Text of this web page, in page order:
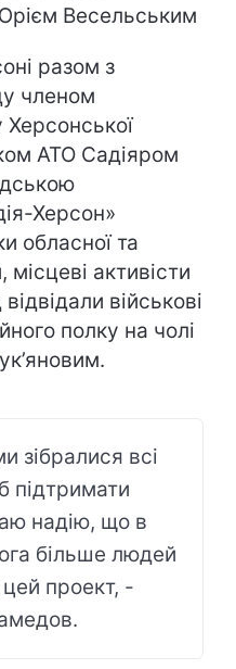
Весельським
разом з
членом
Херсонської
АТО Садіяром
Херсон»
обласної та
місцеві активісти
військові
полку на чолі
зібралися всі
підтримати
надію, що в
більше людей
проект, -